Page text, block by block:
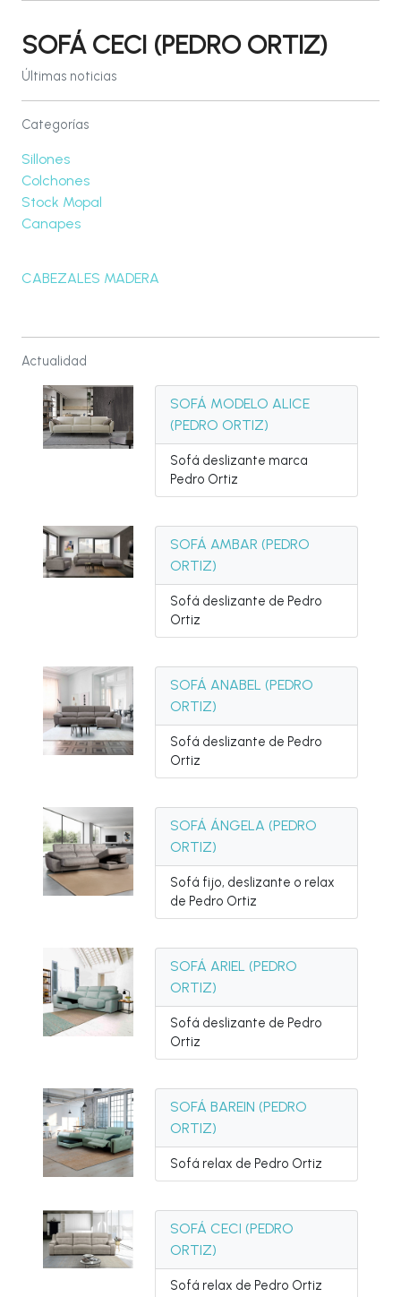
SOFÁ CECI (PEDRO ORTIZ)
Últimas noticias
Categorías
Sillones
Colchones
Stock Mopal
Canapes
CABEZALES MADERA
Actualidad
SOFÁ MODELO ALICE
(PEDRO ORTIZ)
Sofá deslizante marca
Pedro Ortiz
SOFÁ AMBAR (PEDRO
ORTIZ)
Sofá deslizante de Pedro
Ortiz
SOFÁ ANABEL (PEDRO
ORTIZ)
Sofá deslizante de Pedro
Ortiz
SOFÁ ÁNGELA (PEDRO
ORTIZ)
Sofá fijo, deslizante o relax
de Pedro Ortiz
SOFÁ ARIEL (PEDRO
ORTIZ)
Sofá deslizante de Pedro
Ortiz
SOFÁ BAREIN (PEDRO
ORTIZ)
Sofá relax de Pedro Ortiz
SOFÁ CECI (PEDRO
ORTIZ)
Sofá relax de Pedro Ortiz